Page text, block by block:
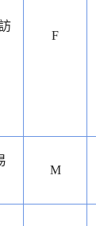
F
M